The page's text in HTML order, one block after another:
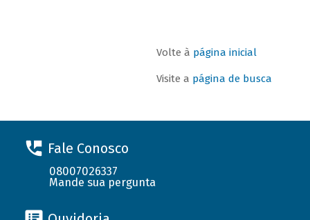
Volte à página inicial
Visite a página de busca
Fale Conosco
08007026337
Mande sua pergunta